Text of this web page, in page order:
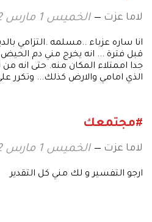
لاما عزت الخميس 1 مارس 2012 15:58
انا ساره عزباء ..مسلمه .التزامي
قبل فترة ... انه يخرج مني دم الحيض
جدا اممتلاء المكان منه. حتى انه من
الذي امامي والارض كذلك... وتكرر
#مجتمعك
لاما عزت الخميس 1 مارس 2012 15:53
ارجو التفسير و لك مني كل التقدير